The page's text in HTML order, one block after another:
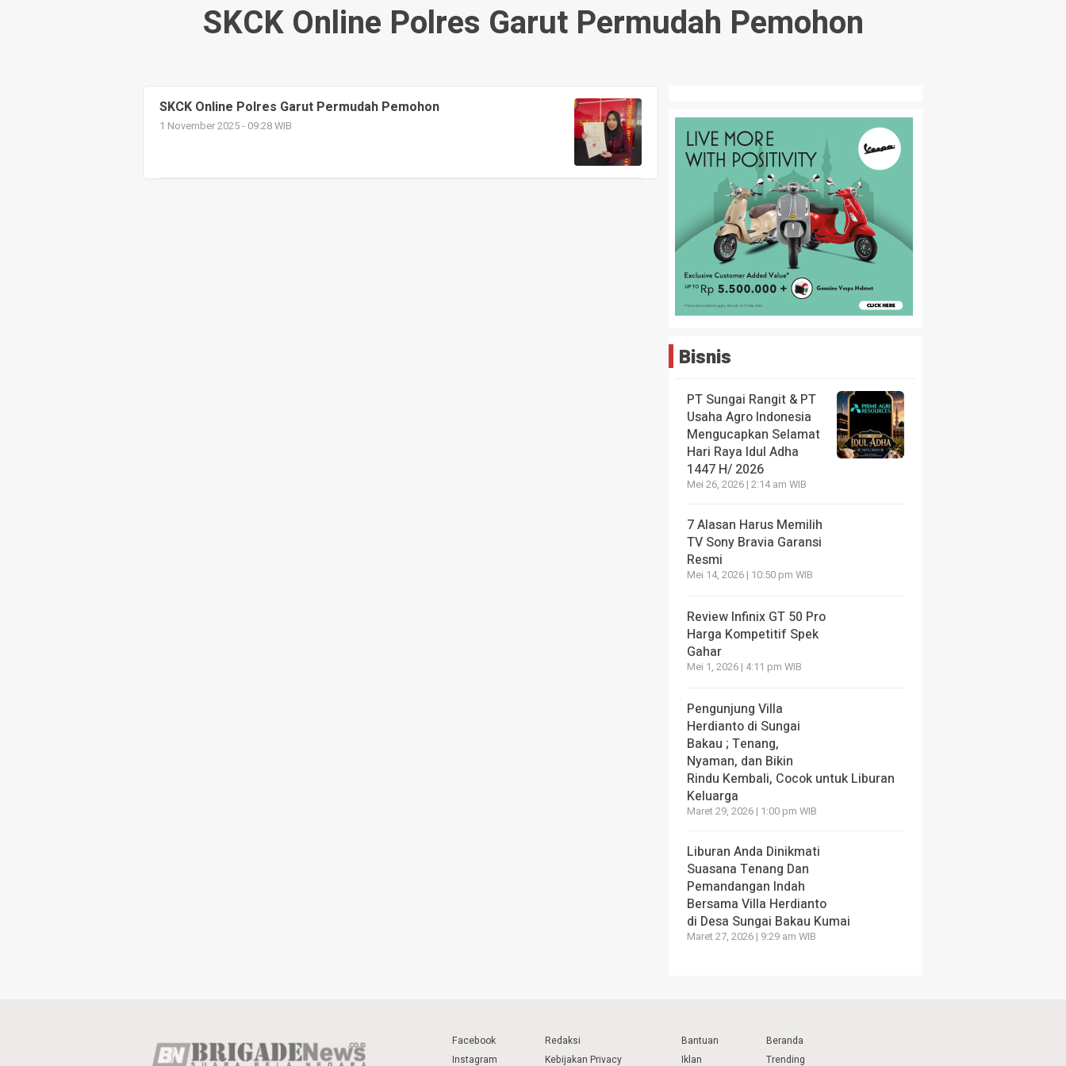
SKCK Online Polres Garut Permudah Pemohon
SKCK Online Polres Garut Permudah Pemohon
1 November 2025 - 09:28 WIB
Bisnis
PT Sungai Rangit & PT
Usaha Agro Indonesia
Mengucapkan Selamat
Hari Raya Idul Adha
1447 H/ 2026
Mei 26, 2026 | 2:14 am WIB
7 Alasan Harus Memilih
TV Sony Bravia Garansi
Resmi
Mei 14, 2026 | 10:50 pm WIB
Review Infinix GT 50 Pro
Harga Kompetitif Spek
Gahar
Mei 1, 2026 | 4:11 pm WIB
Pengunjung Villa
Herdianto di Sungai
Bakau ; Tenang,
Nyaman, dan Bikin
Rindu Kembali, Cocok untuk Liburan
Keluarga
Maret 29, 2026 | 1:00 pm WIB
Liburan Anda Dinikmati
Suasana Tenang Dan
Pemandangan Indah
Bersama Villa Herdianto
di Desa Sungai Bakau Kumai
Maret 27, 2026 | 9:29 am WIB
Facebook
Instagram
Redaksi
Kebijakan Privacy
Bantuan
Iklan
Beranda
Trending